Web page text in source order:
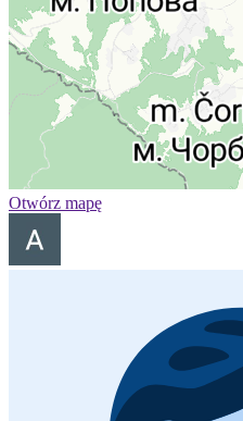
Otwórz mapę